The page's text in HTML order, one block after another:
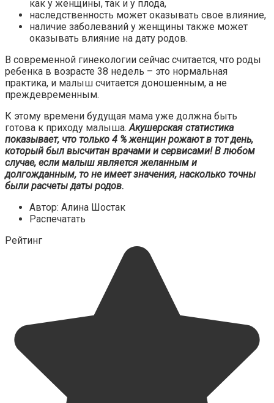
как у женщины, так и у плода,
наследственность может оказывать свое влияние,
наличие заболеваний у женщины также может
оказывать влияние на дату родов.
В современной гинекологии сейчас считается, что роды
ребенка в возрасте 38 недель – это нормальная
практика, и малыш считается доношенным, а не
преждевременным.
К этому времени будущая мама уже должна быть
готова к приходу малыша.Акушерская статистика
показывает, что только 4 % женщин рожают в тот день,
который был высчитан врачами и сервисами! В любом
случае, если малыш является желанным и
долгожданным, то не имеет значения, насколько точны
были расчеты даты родов.
Автор: Алина Шостак
Распечатать
Рейтинг